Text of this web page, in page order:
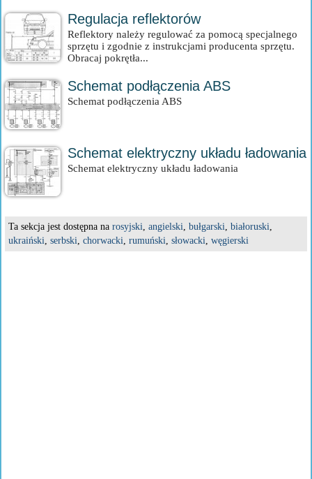
Regulacja reflektorów
Reflektory należy regulować za pomocą specjalnego
sprzętu i zgodnie z instrukcjami producenta sprzętu.
Obracaj pokrętła...
Schemat podłączenia ABS
Schemat podłączenia ABS
Schemat elektryczny układu ładowania
Schemat elektryczny układu ładowania
Ta sekcja jest dostępna na rosyjski, angielski, bułgarski, białoruski,
ukraiński, serbski, chorwacki, rumuński, słowacki, węgierski